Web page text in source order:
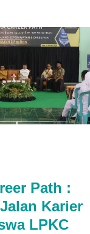
Path :
Karier
LPKC